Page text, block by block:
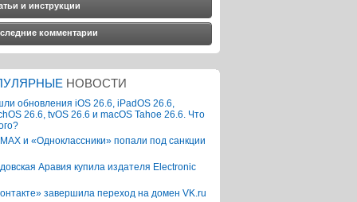
и инструкции
комментарии
НОВОСТИ
обновления iOS 26.6, iPadOS 26.6,
26.6, tvOS 26.6 и macOS Tahoe 26.6. Что
и «Одноклассники» попали под санкции
Аравия купила издателя Electronic
завершила переход на домен VK.ru